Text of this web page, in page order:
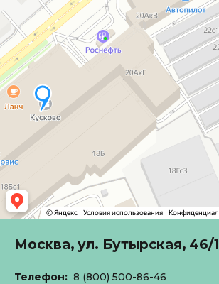
Москва, ул. Бутырская, 46/1
Телефон: 8 (800) 500-86-46